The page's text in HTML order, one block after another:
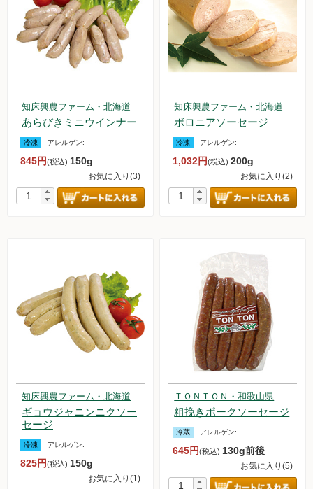
知床興農ファーム・北海道
あらびきミニウインナー
冷凍 アレルゲン:
845円(税込) 150g
お気に入り(3)
知床興農ファーム・北海道
ボロニアソーセージ
冷凍 アレルゲン:
1,032円(税込)200g
お気に入り(2)
知床興農ファーム・北海道
ギョウジャニンニクソー
セージ
冷凍 アレルゲン:
825円(税込) 150g
お気に入り(1)
ＴＯＮＴＯＮ・和歌山県
粗挽きポークソーセージ
冷蔵 アレルゲン:
645円(税込) 130g前後
お気に入り(5)